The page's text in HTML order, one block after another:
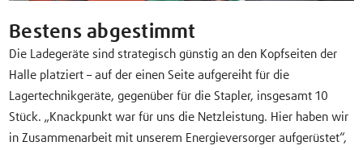
Bestens abgestimmt
Die Ladegeräte sind strategisch günstig an den Kopfseiten der
Halle platziert – auf der einen Seite aufgereiht für die
Lagertechnikgeräte, gegenüber für die Stapler, insgesamt 10
Stück. „Knackpunkt war für uns die Netzleistung. Hier haben wir
in Zusammenarbeit mit unserem Energieversorger aufgerüstet“,